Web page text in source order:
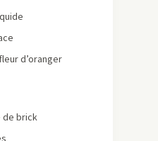
d’oranger
de brick